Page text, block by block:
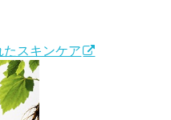
スキンケア